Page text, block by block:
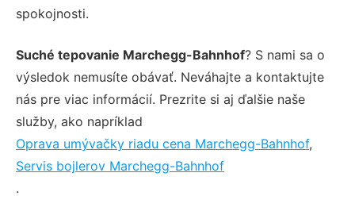
spokojnosti.
Suché tepovanie Marchegg-Bahnhof? S nami sa o
výsledok nemusíte obávať. Neváhajte a kontaktujte
nás pre viac informácií. Prezrite si aj ďalšie naše
služby, ako napríklad
Oprava umývačky riadu cena Marchegg-Bahnhof,
Servis bojlerov Marchegg-Bahnhof
.